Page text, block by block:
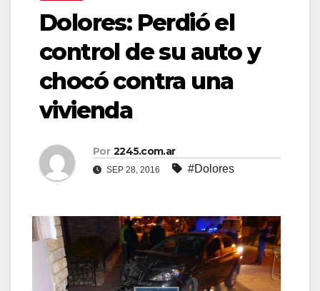
Dolores: Perdió el
control de su auto y
chocó contra una
vivienda
Por 2245.com.ar
SEP 28, 2016 #Dolores